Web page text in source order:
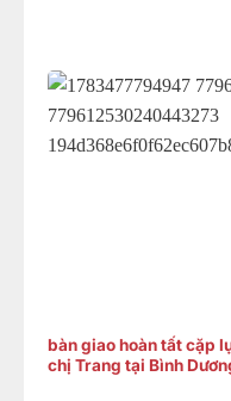
bàn giao hoàn tất cặp
chị Trang tại Bình